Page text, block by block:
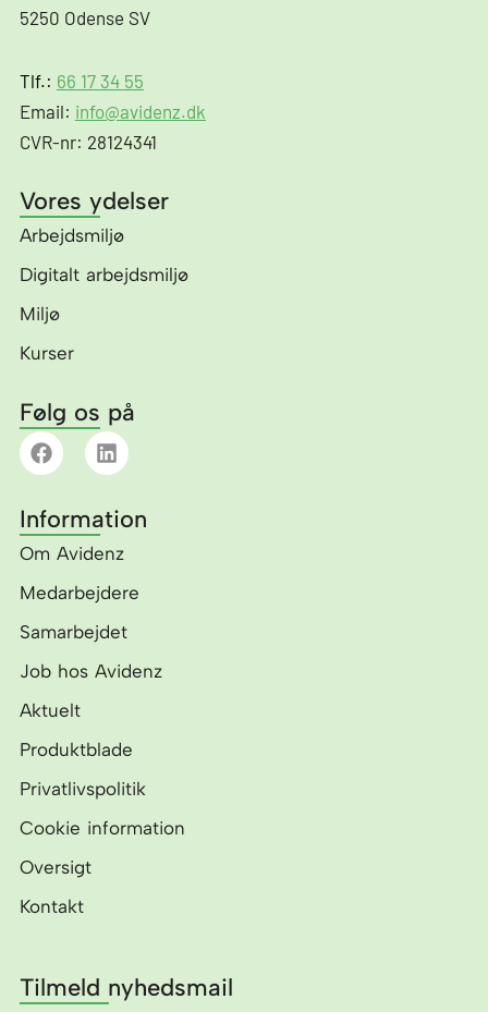
5250 Odense SV
Tlf.: 66 17 34 55
Email: info@avidenz.dk
CVR-nr: 28124341
Vores ydelser
Arbejdsmiljø
Digitalt arbejdsmiljø
Miljø
Kurser
Følg os på
F
a
e
b
o
k
L
i
k
e
d
n
Information
Om Avidenz
Medarbejdere
Samarbejdet
Job hos Avidenz
Aktuelt
Produktblade
Privatlivspolitik
Cookie information
Oversigt
Kontakt
Tilmeld nyhedsmail